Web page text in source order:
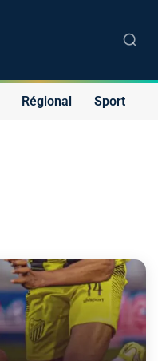
Régional Sport